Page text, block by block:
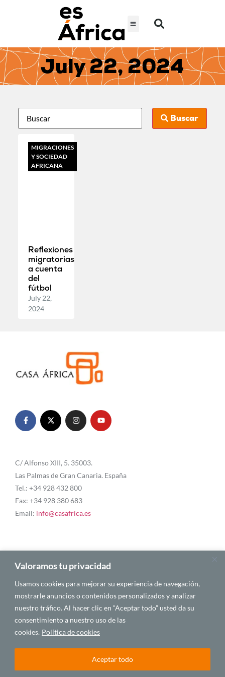
Valoramos tu privacidad
Usamos cookies para mejorar su experiencia de navegación,
mostrarle anuncios o contenidos personalizados y analizar
nuestro tráfico. Al hacer clic en “Aceptar todo” usted da su
consentimiento a nuestro uso de las
cookies. Política de cookies
Aceptar todo
July 22, 2024
Buscar
MIGRACIONES
Y SOCIEDAD
AFRICANA
Reflexiones
migratorias
a cuenta
del
fútbol
July 22,
2024
C/ Alfonso XIII, 5. 35003.
Las Palmas de Gran Canaria. España
Tel.: +34 928 432 800
Fax: +34 928 380 683
Email: info@casafrica.es
Blog
About Us
Personalities
English